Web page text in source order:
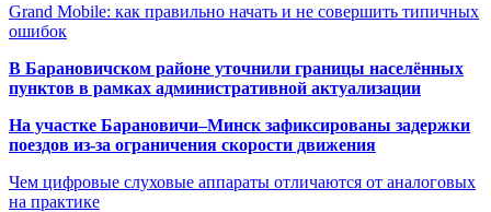
Grand Mobile: как правильно начать и не совершить типичных
ошибок
В Барановичском районе уточнили границы населённых
пунктов в рамках административной актуализации
На участке Барановичи–Минск зафиксированы задержки
поездов из-за ограничения скорости движения
Чем цифровые слуховые аппараты отличаются от аналоговых
на практике